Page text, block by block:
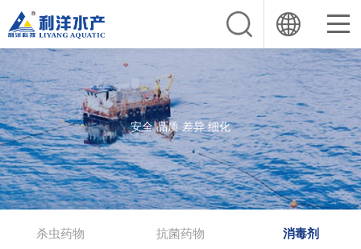
安全 品质 差异 细化
杀虫药物 抗菌药物 消毒剂